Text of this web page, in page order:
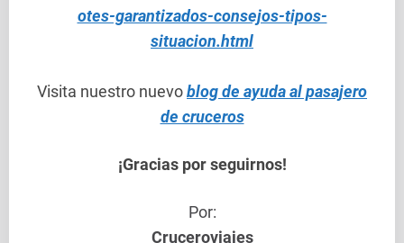
otes-garantizados-consejos-tipos-
situacion.html
Visita nuestro nuevoblog de ayuda al pasajero
de cruceros
¡Gracias por seguirnos!
Por:
Cruceroviajes